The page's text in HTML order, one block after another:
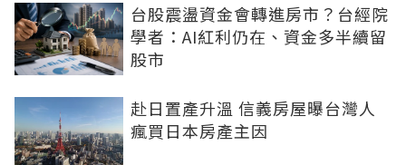
台股震盪資金會轉進房市？台經院
學者：AI紅利仍在、資金多半續留
股市
赴日置產升溫 信義房屋曝台灣人
瘋買日本房產主因